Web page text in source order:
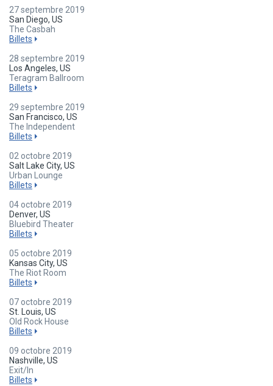
27 septembre 2019
San Diego, US
The Casbah
Billets
28 septembre 2019
Los Angeles, US
Teragram Ballroom
Billets
29 septembre 2019
San Francisco, US
The Independent
Billets
02 octobre 2019
Salt Lake City, US
Urban Lounge
Billets
04 octobre 2019
Denver, US
Bluebird Theater
Billets
05 octobre 2019
Kansas City, US
The Riot Room
Billets
07 octobre 2019
St. Louis, US
Old Rock House
Billets
09 octobre 2019
Nashville, US
Exit/In
Billets